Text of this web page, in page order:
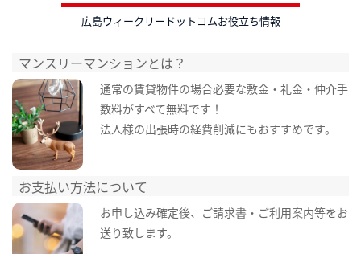
広島ウィークリードットコムお役立ち情報
マンスリーマンションとは？
通常の賃貸物件の場合必要な敷金・礼金・仲介手
数料がすべて無料です！
法人様の出張時の経費削減にもおすすめです。
お支払い方法について
お申し込み確定後、ご請求書・ご利用案内等をお
送り致します。